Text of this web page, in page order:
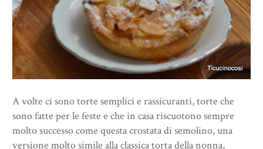
A volte ci sono torte semplici e rassicuranti, torte che
sono fatte per le feste e che in casa riscuotono sempre
molto successo come questa crostata di semolino, una
versione molto simile alla classica torta della nonna,